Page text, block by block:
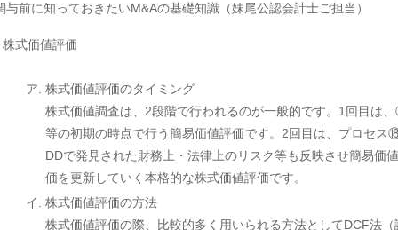
与前に知っておきたいM&Aの基礎知識（妹尾公認会計士ご担当）
式価値評価
株式価値評価のタイミング
株式価値調査は、2段階で行われるのが一般的です。1回目は
等の初期の時点で行う簡易価値評価です。2回目は、プロセス
DDで発見された財務上・法律上のリスク等も反映させ簡易価
価を更新していく本格的な株式価値評価です。
株式価値評価の方法
株式価値評価の際、比較的多く用いられる方法としてDCF法（